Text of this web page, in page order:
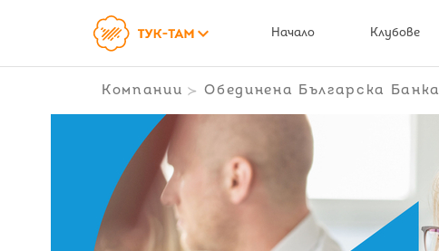
keyboard_arrow_down Начало Клубове
Компании Обединена Българска Банка